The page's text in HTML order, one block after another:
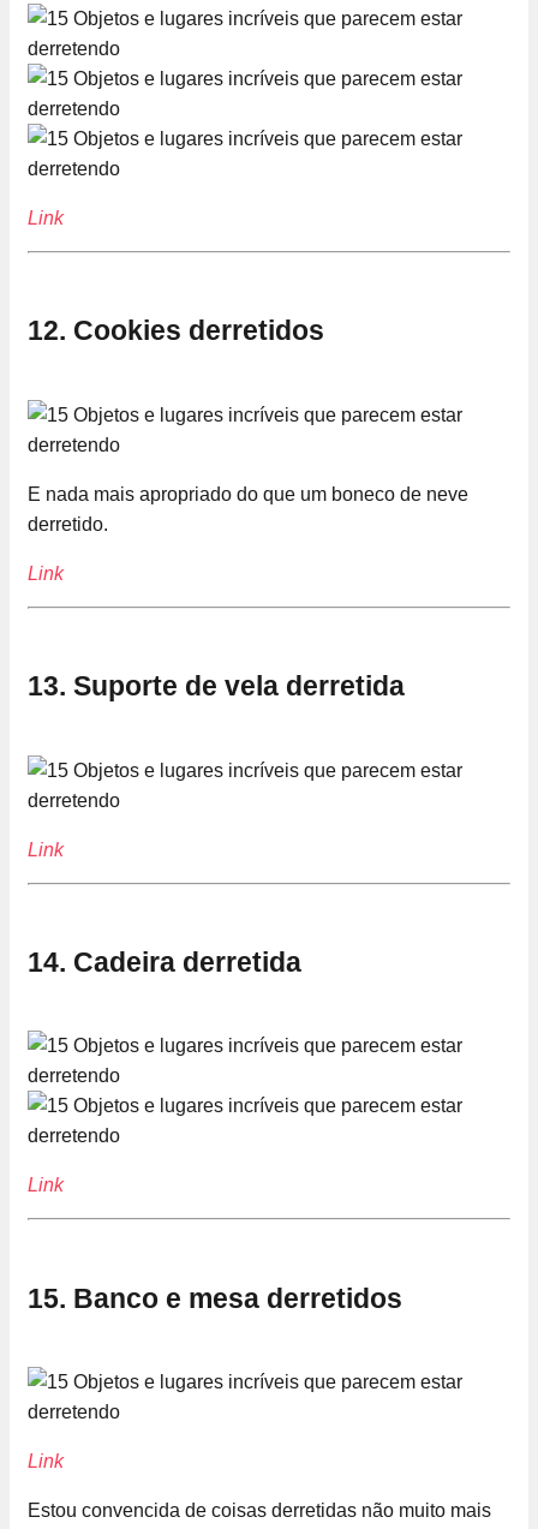
Link
12. Cookies derretidos
E nada mais apropriado do que um boneco de neve
derretido.
Link
13. Suporte de vela derretida
Link
14. Cadeira derretida
Link
15. Banco e mesa derretidos
Link
Estou convencida de coisas derretidas não muito mais